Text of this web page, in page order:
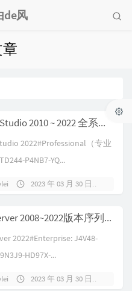
de风
Visual Studio 2010 ~ 2022 全系列密钥
2022#Professional（专业
P4NB7-YQ...
2023 年 03 月 30 日
SQL Server 2008~2022版本序列号/密钥/激活码 汇总
2022#Enterprise: J4V48-
HD97X-...
2023 年 03 月 30 日